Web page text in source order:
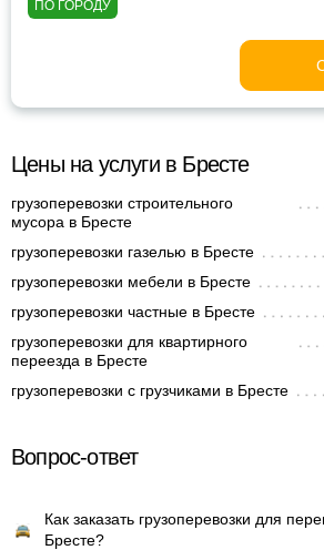
ПО ГОРОДУ
Цены на услуги в Бресте
грузоперевозки строительного
мусора в Бресте
грузоперевозки газелью в Бресте
грузоперевозки мебели в Бресте
грузоперевозки частные в Бресте
грузоперевозки для квартирного
переезда в Бресте
грузоперевозки с грузчиками в Бресте
Вопрос-ответ
Как заказать грузоперевозки для
Бресте?